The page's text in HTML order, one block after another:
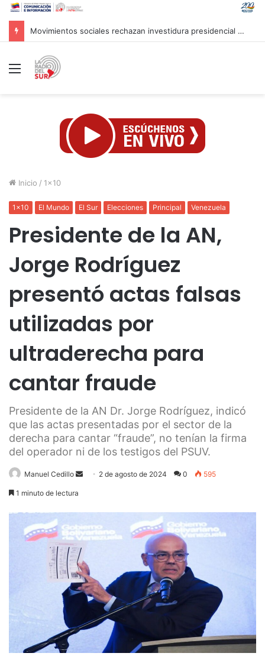
Irán tilda de fantasía palabras de Trump sobre sus recursos
Menú
Inicio / 1x10
1x10 El Mundo El Sur Elecciones Principal Venezuela
Presidente de la AN,
Jorge Rodríguez
presentó actas falsas
utilizadas por
ultraderecha para
cantar fraude
Presidente de la AN Dr. Jorge Rodríguez, indicó
que las actas presentadas por el sector de la
derecha para cantar “fraude”, no tenían la firma
del operador ni de los testigos del PSUV.
Manuel Cedillo
Send 2 de agosto de 2024 0 595
1 minuto de lectura